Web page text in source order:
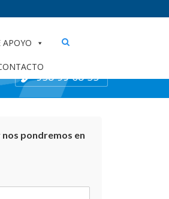
APOYO
958 99 68 55
nos pondremos en